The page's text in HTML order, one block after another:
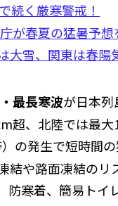
続く厳寒警戒！
が春夏の猛暑予想
大雪、関東は春陽
最長寒波が日本
超、北陸では最
の発生で短時間
結や路面凍結のリ
防寒着、簡易トイ